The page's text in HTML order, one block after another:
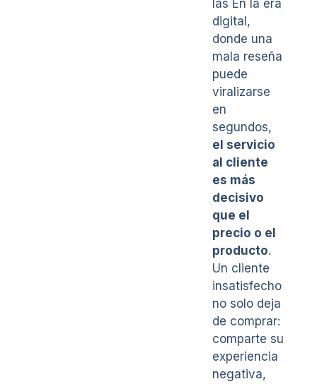
las En la era
digital,
donde una
mala reseña
puede
viralizarse
en
segundos,
el servicio
al cliente
es más
decisivo
que el
precio o el
producto.
Un cliente
insatisfecho
no solo deja
de comprar:
comparte su
experiencia
negativa,